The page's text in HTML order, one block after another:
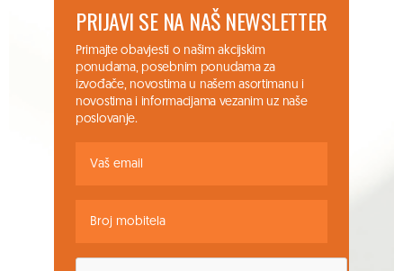
PRIJAVI SE NA NAŠ NEWSLETTER
Primajte obavjesti o našim akcijskim
ponudama, posebnim ponudama za
izvođače, novostima u našem asortimanu i
novostima i informacijama vezanim uz naše
poslovanje.